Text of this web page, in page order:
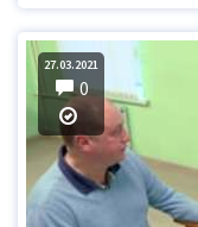
27.03.2021
0